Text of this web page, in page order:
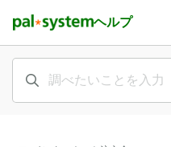
ヘルプ